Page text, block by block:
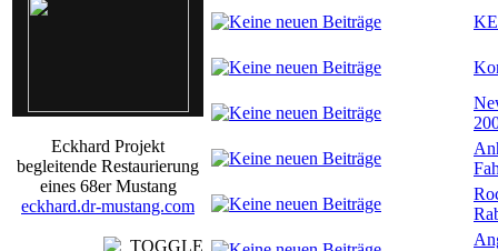
Eckhard Projekt
begleitende Restaurierung
eines 68er Mustang
eckhard.dr-mustang.com